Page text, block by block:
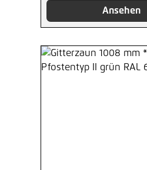
Ansehen